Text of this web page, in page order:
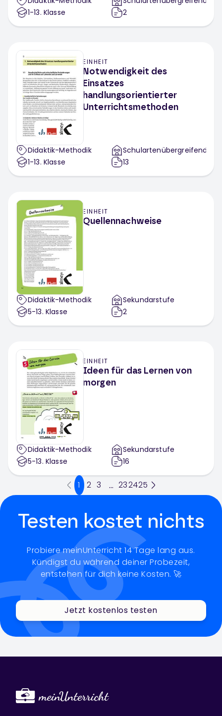
1-13. Klasse
2
EINHEIT
Notwendigkeit des
Einsatzes
handlungsorientierter
Unterrichtsmethoden
Didaktik-Methodik
1-13. Klasse
Schulartenübergreifend
13
EINHEIT
Quellennachweise
Didaktik-Methodik
5-13. Klasse
Sekundarstufe
2
EINHEIT
Ideen für das Lernen von
morgen
Didaktik-Methodik
5-13. Klasse
Sekundarstufe
16
1 2 3 ... 232425
Testen kostet nichts
Probiere meinUnterricht 14 Tage lang aus.
Kündigst du während deiner Probezeit,
entstehen für dich keine Kosten. 🚀
Jetzt kostenlos testen